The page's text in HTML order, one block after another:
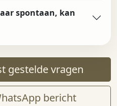
spontaan, kan
gestelde vragen
bericht